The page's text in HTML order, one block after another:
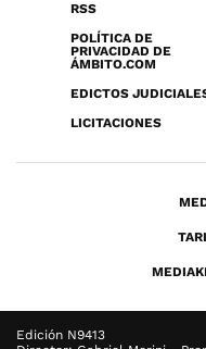
RSS
POLÍTICA DE
PRIVACIDAD DE
ÁMBITO.COM
EDICTOS
LICITACIONES
Edición N9413